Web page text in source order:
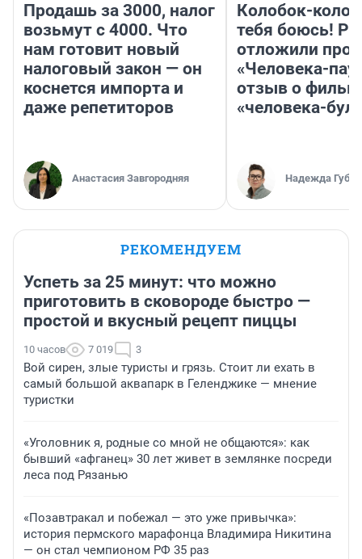
Продашь за 3000, налог
возьмут с 4000. Что
нам готовит новый
налоговый закон — он
коснется импорта и
даже репетиторов
Анастасия Завгородняя
Колобок-
тебя боюсь!
отложили
«Человека-
отзыв о
«человека-
Надежда
РЕКОМЕНДУЕМ
Успеть за 25 минут: что можно
приготовить в сковороде быстро —
простой и вкусный рецепт пиццы
10 часов 7 019 3
Вой сирен, злые туристы и грязь. Стоит ли ехать в
самый большой аквапарк в Геленджике — мнение
туристки
«Уголовник я, родные со мной не общаются»: как
бывший «афганец» 30 лет живет в землянке посреди
леса под Рязанью
«Позавтракал и побежал — это уже привычка»:
история пермского марафонца Владимира Никитина
— он стал чемпионом РФ 35 раз